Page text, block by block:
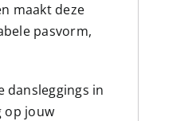
maakt deze
pasvorm,
dansleggings in
op jouw